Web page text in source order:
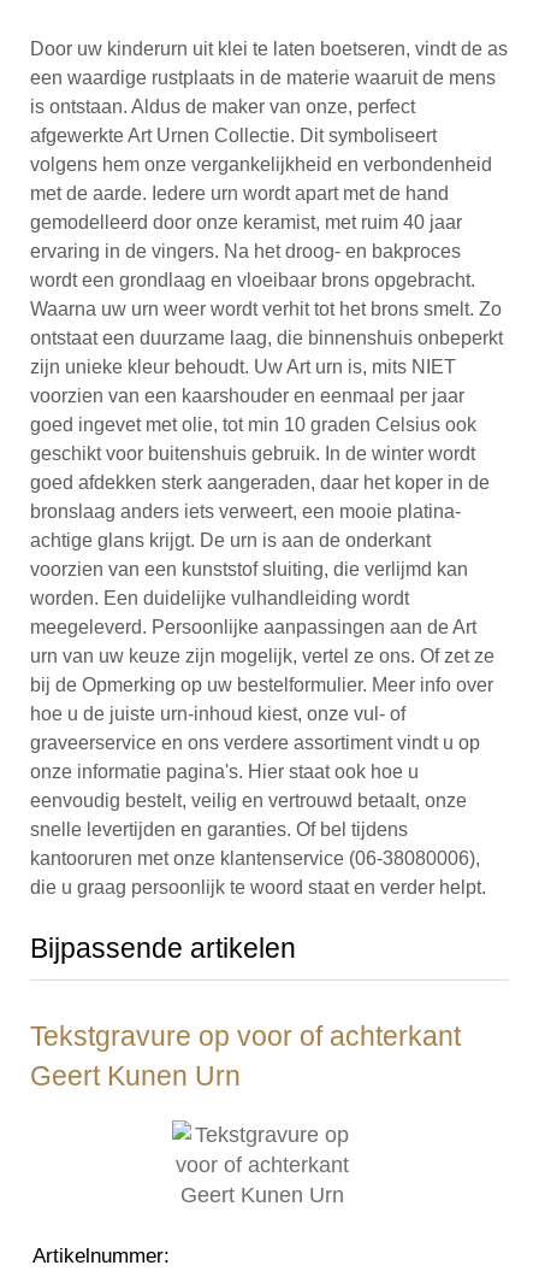
Door uw kinderurn uit klei te laten boetseren, vindt de as
een waardige rustplaats in de materie waaruit de mens
is ontstaan. Aldus de maker van onze, perfect
afgewerkte Art Urnen Collectie. Dit symboliseert
volgens hem onze vergankelijkheid en verbondenheid
met de aarde. Iedere urn wordt apart met de hand
gemodelleerd door onze keramist, met ruim 40 jaar
ervaring in de vingers. Na het droog- en bakproces
wordt een grondlaag en vloeibaar brons opgebracht.
Waarna uw urn weer wordt verhit tot het brons smelt. Zo
ontstaat een duurzame laag, die binnenshuis onbeperkt
zijn unieke kleur behoudt. Uw Art urn is, mits NIET
voorzien van een kaarshouder en eenmaal per jaar
goed ingevet met olie, tot min 10 graden Celsius ook
geschikt voor buitenshuis gebruik. In de winter wordt
goed afdekken sterk aangeraden, daar het koper in de
bronslaag anders iets verweert, een mooie platina-
achtige glans krijgt. De urn is aan de onderkant
voorzien van een kunststof sluiting, die verlijmd kan
worden. Een duidelijke vulhandleiding wordt
meegeleverd. Persoonlijke aanpassingen aan de Art
urn van uw keuze zijn mogelijk, vertel ze ons. Of zet ze
bij de Opmerking op uw bestelformulier. Meer info over
hoe u de juiste urn-inhoud kiest, onze vul- of
graveerservice en ons verdere assortiment vindt u op
onze informatie pagina's. Hier staat ook hoe u
eenvoudig bestelt, veilig en vertrouwd betaalt, onze
snelle levertijden en garanties. Of bel tijdens
kantooruren met onze klantenservice (06-38080006),
die u graag persoonlijk te woord staat en verder helpt.
Bijpassende artikelen
Tekstgravure op voor of achterkant
Geert Kunen Urn
Artikelnummer: